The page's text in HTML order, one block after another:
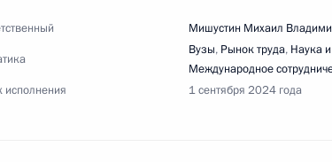
2024 года, пятница
Мишустин Михаил
Вузы, Рынок труда, Наука
Международное
исполнения
1 сентября 2024 года